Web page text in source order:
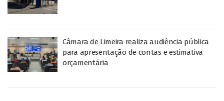
Câmara de Limeira realiza audiência pública
para apresentação de contas e estimativa
orçamentária